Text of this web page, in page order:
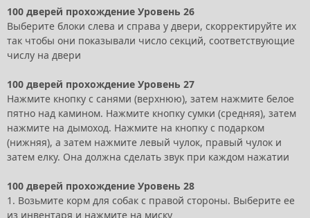
100 дверей прохождение Уровень 26
Выберите блоки слева и справа у двери, скорректируйте их
так чтобы они показывали число секций, соответствующие
числу на двери
100 дверей прохождение Уровень 27
Нажмите кнопку с санями (верхнюю), затем нажмите белое
пятно над камином. Нажмите кнопку сумки (средняя), затем
нажмите на дымоход. Нажмите на кнопку с подарком
(нижняя), а затем нажмите левый чулок, правый чулок и
затем елку. Она должна сделать звук при каждом нажатии
100 дверей прохождение Уровень 28
1. Возьмите корм для собак с правой стороны. Выберите ее
из инвентаря и нажмите на миску